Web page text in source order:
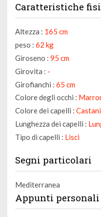
Caratteristiche
Altezza : 165 cm
peso : 62 kg
Giroseno : 95 cm
Girovita : -
Girofianchi : 65 cm
Colore degli occhi :
Colore dei capelli :
Lunghezza dei capelli :
Tipo di capelli : Lisci
Segni particolari
Mediterranea
Appunti personali